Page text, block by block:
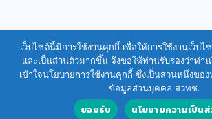
เว็บไซต์นี้มีการใช้งานคุกกี้ เพื่อให้การใช้งานเว็บไ
และเป็นส่วนตัวมากขึ้น จึงขอให้ท่านรับรองว่าท่า
เข้าใจนโยบายการใช้งานคุกกี้ ซึ่งเป็นส่วนหนึ่งขอ
ข้อมูลส่วนบุคคล สวทช.
ยอมรับ นโยบายความเป็น